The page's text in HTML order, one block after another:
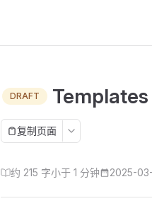
DRAFT Templates
复制页面
约 215 字小于 1 分钟 2025-